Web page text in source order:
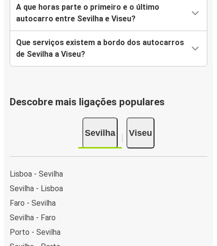
A que horas parte o primeiro e o último
autocarro entre Sevilha e Viseu?
Que serviços existem a bordo dos autocarros
de Sevilha a Viseu?
Descobre mais ligações populares
Sevilha Viseu
Lisboa - Sevilha
Sevilha - Lisboa
Faro - Sevilha
Sevilha - Faro
Porto - Sevilha